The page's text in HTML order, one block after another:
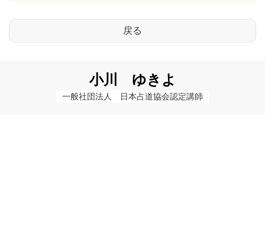
小川 ゆきよ
一般社団法人　日本占道協会認定講師